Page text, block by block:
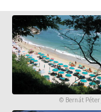
© Bernát Péter